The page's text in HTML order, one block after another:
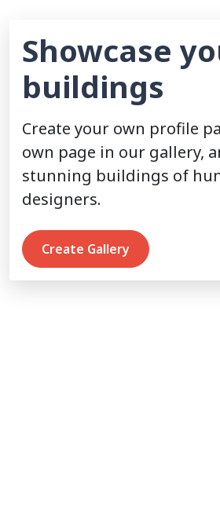
Showcase
buildings
Create your own profile
own page in our gallery,
stunning buildings of
designers.
Create Gallery